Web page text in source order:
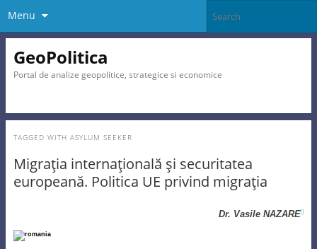
Menu
GeoPolitica
Portal de analize geopolitice, strategice si economice
TAGGED WITH ASYLUM SEEKER
Migraţia internaţională şi securitatea
europeană. Politica UE privind migraţia
Dr. Vasile NAZARE